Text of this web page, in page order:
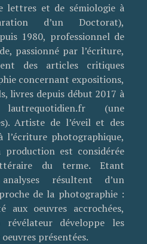
lettres et de sémiologie à
d’un Doctorat),
1980, professionnel de
passionné par l’écriture,
des articles critiques
concernant expositions,
livres depuis début 2017 à
(une
Artiste de l’éveil et des
l’écriture photographique,
production est considérée
du terme. Etant
résultent d’un
de la photographie :
aux oeuvres accrochées,
révélateur développe les
présentées.